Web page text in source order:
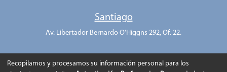
Santiago
Av. Libertador Bernardo O'Higgns 292, Of. 22.
Recopilamos y procesamos su información personal para los